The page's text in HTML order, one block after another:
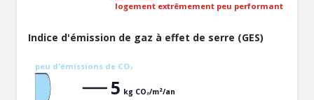
logement extrêmement peu performant
Indice d'émission de gaz à effet de serre (GES)
peu d'émissions de CO₂
5 kg CO₂/m²/an